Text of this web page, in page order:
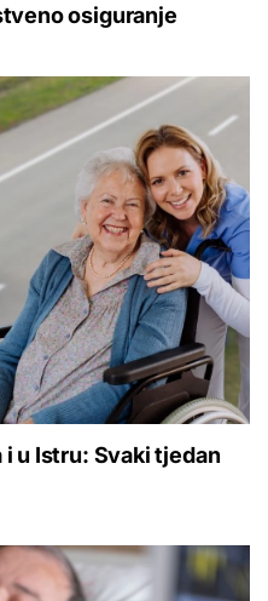
osiguranje
u Istru: Svaki tjedan